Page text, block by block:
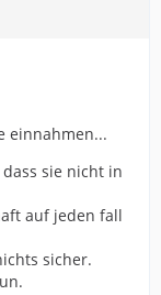
einnahmen...
sie nicht in
auf jeden fall
sicher.